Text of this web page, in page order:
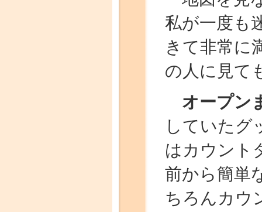
私が一度も
きて非常に
の人に見て
オープン
していたグ
はカウント
前から簡単
ちろんカウ